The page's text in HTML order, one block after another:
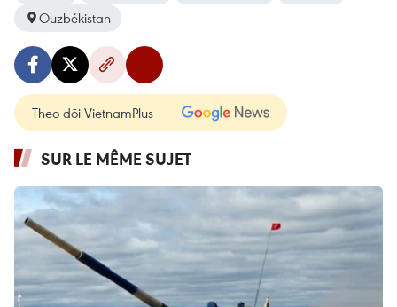
Ouzbékistan
Theo dõi VietnamPlus
SUR LE MÊME SUJET